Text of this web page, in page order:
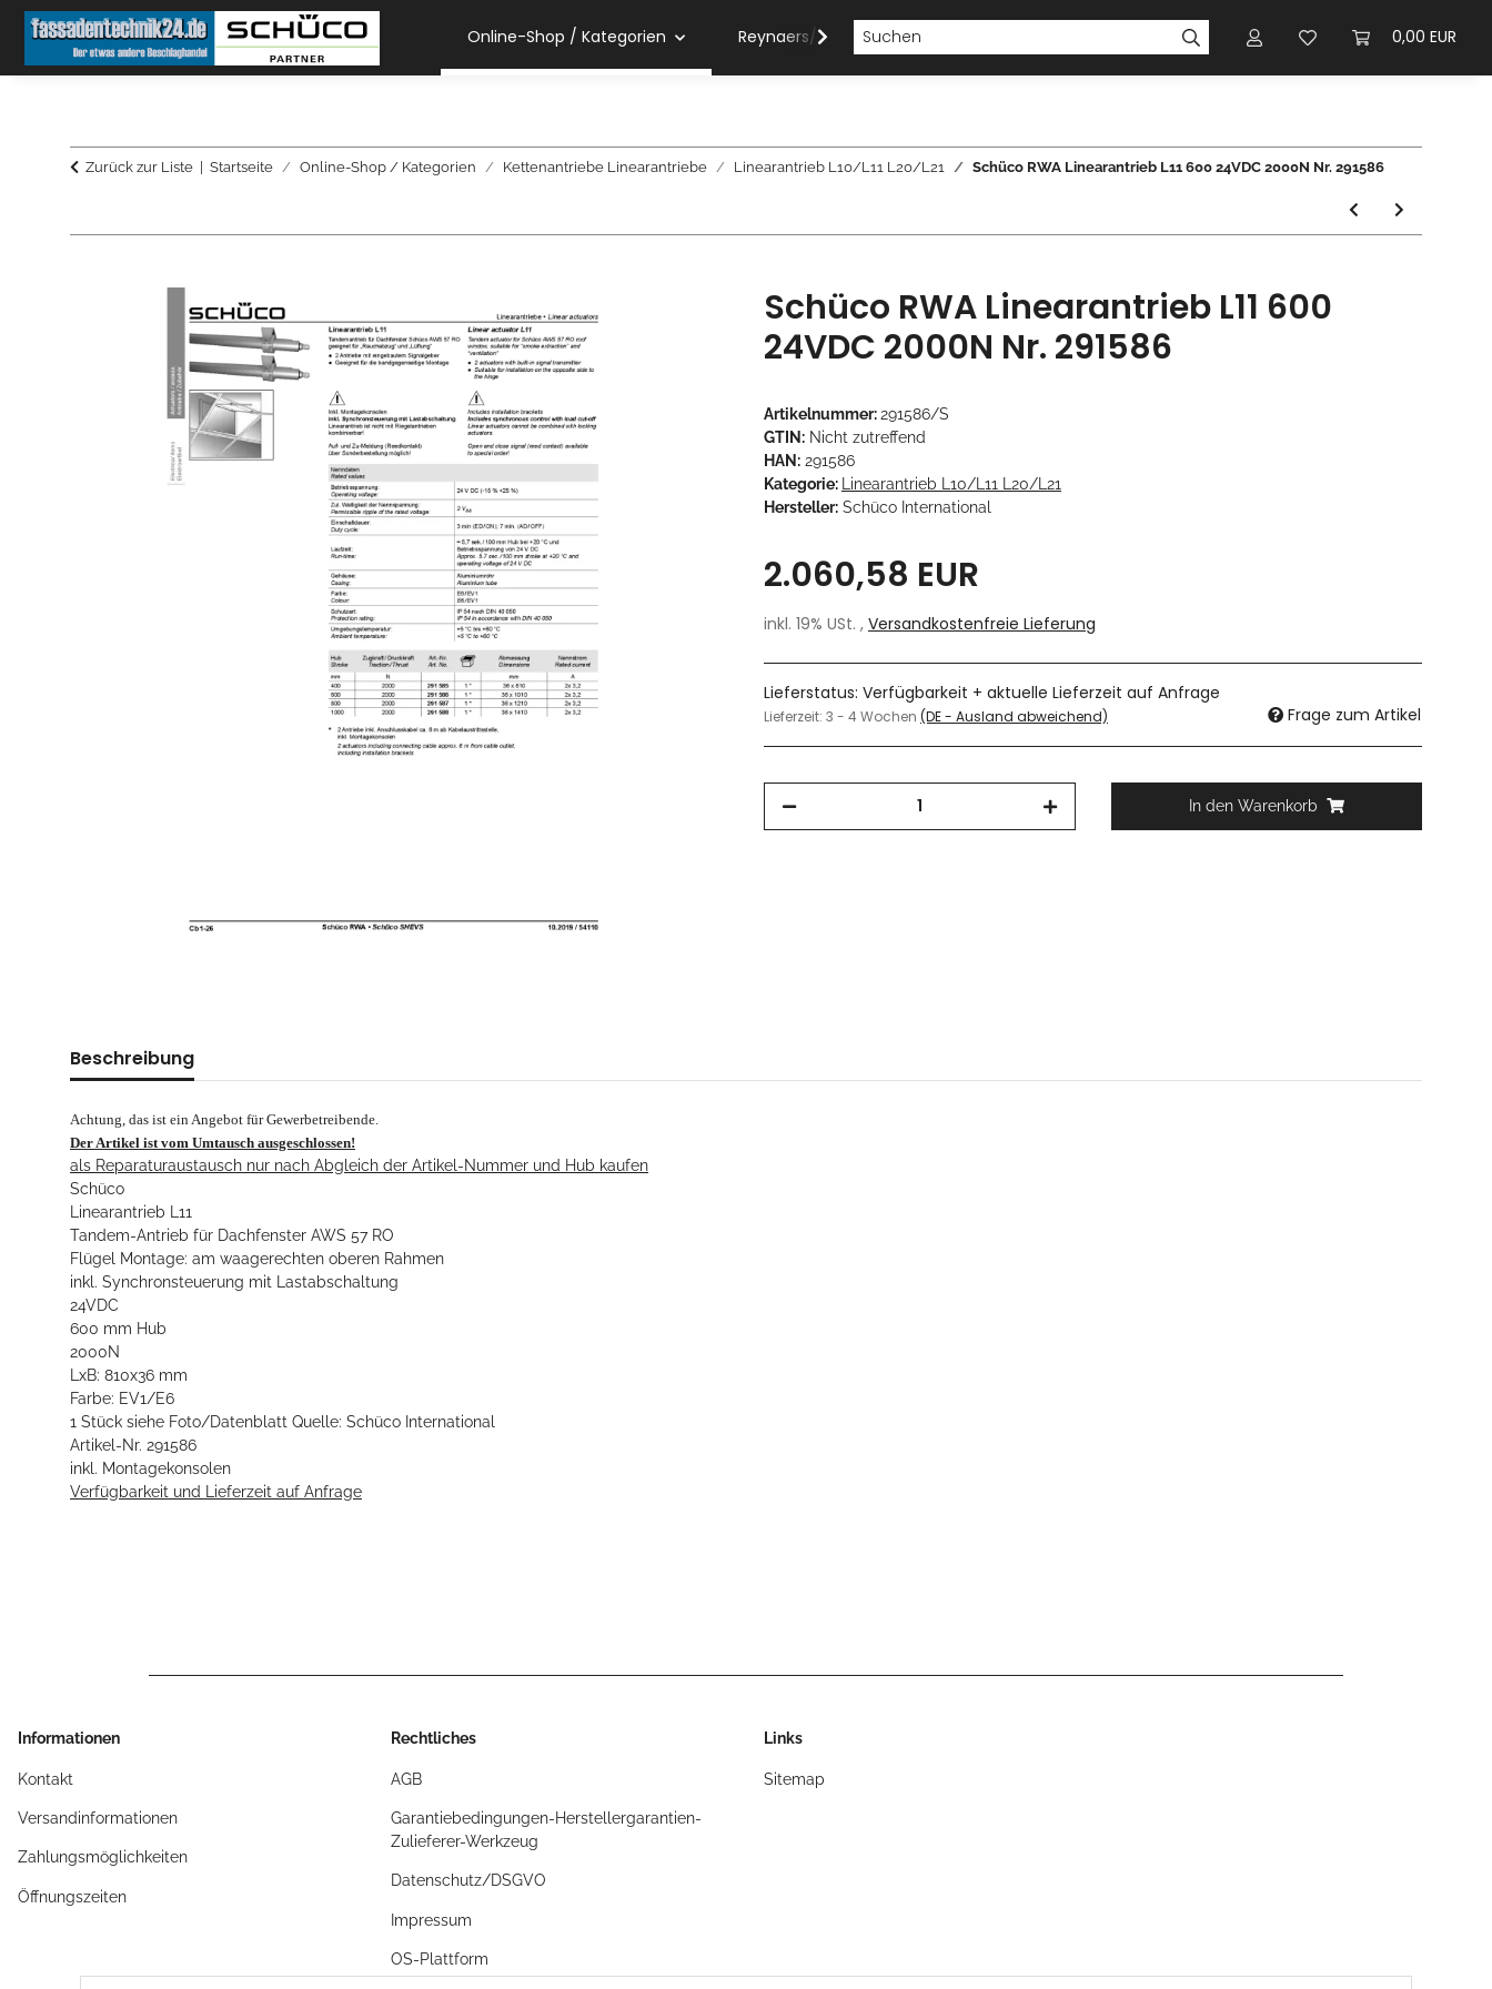
0,00 EUR
Online-Shop / Kategorien Reynaers/Sobinco Verarbeiter
Zurück zur Liste Startseite Online-Shop / Kategorien Kettenantriebe Linearantriebe Linearantrieb L10/L11 L20/L21 Schüco RWA Linearantrieb L11 600 24VDC 2000N Nr. 291586
Schüco RWA Linearantrieb L11 600
24VDC 2000N Nr. 291586
Artikelnummer:291586/S
GTIN: Nicht zutreffend
HAN: 291586
Kategorie: Linearantrieb L10/L11 L20/L21
Hersteller: Schüco International
2.060,58 EUR
inkl. 19% USt. , Versandkostenfreie Lieferung
Lieferstatus: Verfügbarkeit + aktuelle Lieferzeit auf Anfrage
Lieferzeit: 3 - 4 Wochen (DE - Ausland abweichend) Frage zum Artikel
In den Warenkorb
Beschreibung
Achtung, das ist ein Angebot für Gewerbetreibende.
Der Artikel ist vom Umtausch ausgeschlossen!
als Reparaturaustausch nur nach Abgleich der Artikel-Nummer und Hub kaufen
Schüco
Linearantrieb L11
Tandem-Antrieb für Dachfenster AWS 57 RO
Flügel Montage: am waagerechten oberen Rahmen
inkl. Synchronsteuerung mit Lastabschaltung
24VDC
600 mm Hub
2000N
LxB: 810x36 mm
Farbe: EV1/E6
1 Stück siehe Foto/Datenblatt Quelle: Schüco International
Artikel-Nr. 291586
inkl. Montagekonsolen
Verfügbarkeit und Lieferzeit auf Anfrage
Informationen
Kontakt
Versandinformationen
Zahlungsmöglichkeiten
Öffnungszeiten
Rechtliches
AGB
Garantiebedingungen-Herstellergarantien-
Zulieferer-Werkzeug
Datenschutz/DSGVO
Impressum
OS-Plattform
Links
Sitemap